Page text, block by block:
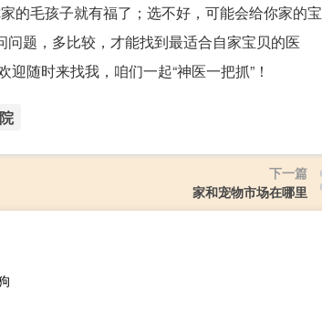
的毛孩子就有福了；选不好，可能会给你家的宝
题，多比较，才能找到最适合自家宝贝的医
随时来找我，咱们一起“神医一把抓”！
下一篇
家和宠物市场在哪里